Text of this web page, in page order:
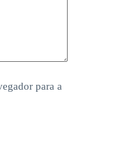
para a